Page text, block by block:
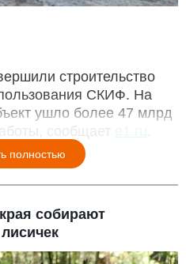
строительство
СКИФ. На
ушло более 47 млрд
сообщает
e1.ru
полностью
собирают